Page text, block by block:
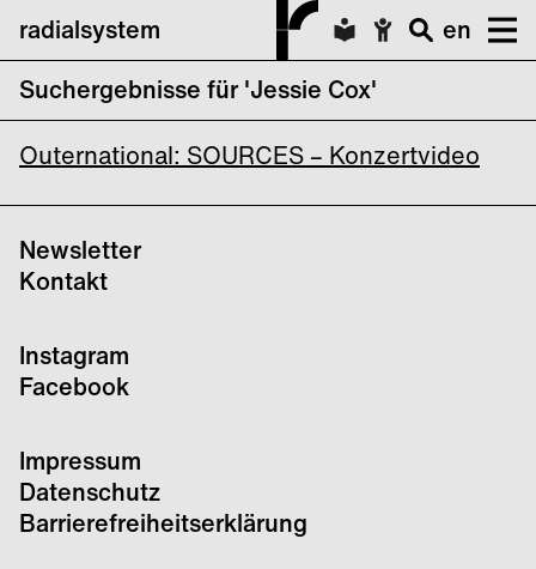
radialsystem
en
Suchergebnisse für 'Jessie Cox'
Outernational: Sources
Outernational: SOURCES – Konzertvideo
Newsletter
Kontakt
Instagram
Facebook
Impressum
Datenschutz
Barrierefreiheitserklärung